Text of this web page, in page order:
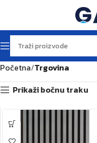
Početna Trgovina
Prikaži bočnu traku